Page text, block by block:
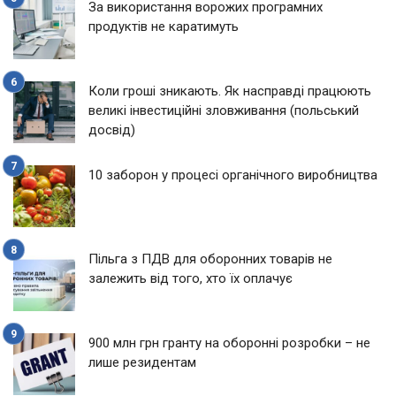
За використання ворожих програмних
продуктів не каратимуть
Коли гроші зникають. Як насправді працюють
великі інвестиційні зловживання (польський
досвід)
10 заборон у процесі органічного виробництва
Пільга з ПДВ для оборонних товарів не
залежить від того, хто їх оплачує
900 млн грн гранту на оборонні розробки – не
лише резидентам